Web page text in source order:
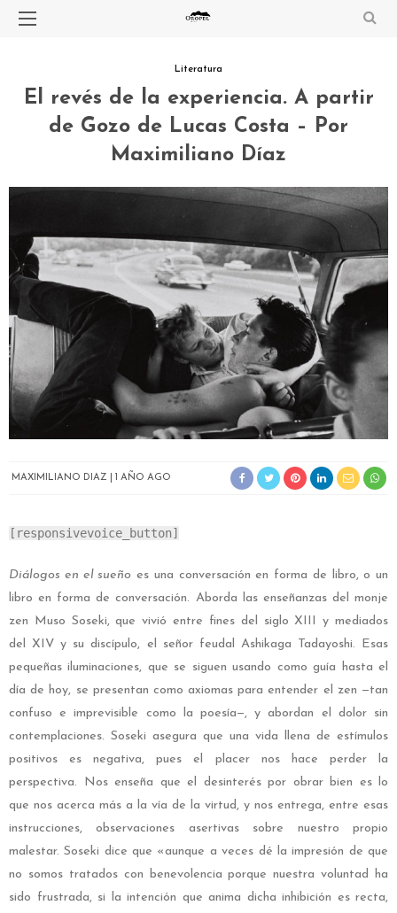
Literatura
El revés de la experiencia. A partir
de Gozo de Lucas Costa – Por
Maximiliano Díaz
MAXIMILIANO DIAZ 1 AÑO AGO
[responsivevoice_button]
Diálogos en el sueño es una conversación en forma de libro, o un
libro en forma de conversación. Aborda las enseñanzas del monje
zen Muso Soseki, que vivió entre fines del siglo XIII y mediados
del XIV y su discípulo, el señor feudal Ashikaga Tadayoshi. Esas
pequeñas iluminaciones, que se siguen usando como guía hasta el
día de hoy, se presentan como axiomas para entender el zen —tan
confuso e imprevisible como la poesía—, y abordan el dolor sin
contemplaciones. Soseki asegura que una vida llena de estímulos
positivos es negativa, pues el placer nos hace perder la
perspectiva. Nos enseña que el desinterés por obrar bien es lo
que nos acerca más a la vía de la virtud, y nos entrega, entre esas
instrucciones, observaciones asertivas sobre nuestro propio
malestar. Soseki dice que «aunque a veces dé la impresión de que
no somos tratados con benevolencia porque nuestra voluntad ha
sido frustrada, si la intención que anima dicha inhibición es recta,